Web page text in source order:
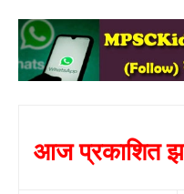
आज प्रकाशित